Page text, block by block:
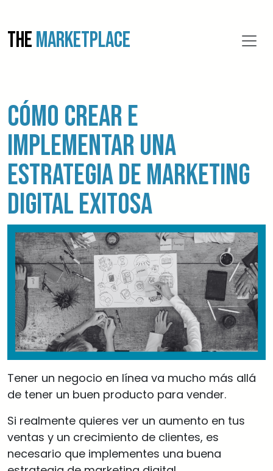
THEMARKETPLACE
Cómo crear e
implementar una
estrategia de marketing
digital exitosa
Tener un negocio en línea va mucho más allá
de tener un buen producto para vender.
Si realmente quieres ver un aumento en tus
ventas y un crecimiento de clientes, es
necesario que implementes una buena